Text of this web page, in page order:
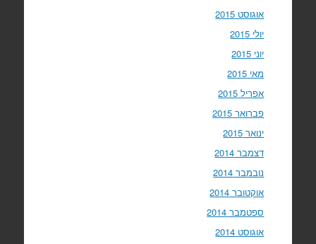
אוגוסט 2015
יולי 2015
יוני 2015
מאי 2015
אפריל 2015
פברואר 2015
ינואר 2015
דצמבר 2014
נובמבר 2014
אוקטובר 2014
ספטמבר 2014
אוגוסט 2014